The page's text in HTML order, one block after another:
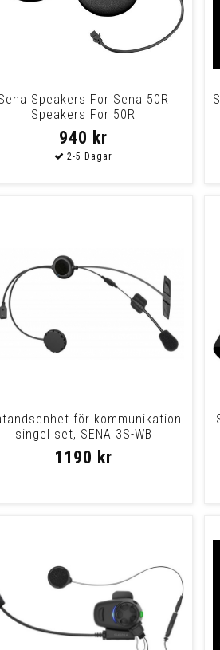
Speakers For Sena 50R
Speakers For 50R
940 kr
för kommunikation
singel set, SENA 3S-WB
1190 kr